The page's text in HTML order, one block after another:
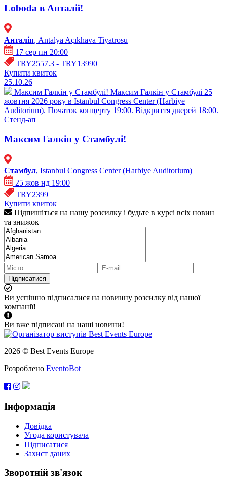
Loboda в Анталії!
Анталія, Antalya Açıkhava Tiyatrosu
17 сер пн 20:00
TRY2557.3 - TRY13990
Купити квиток
25.10.26
Максим Галкін у Стамбулі! Максим Галкін у Стамбулі 25
жовтня 2026 року в Istanbul Congress Center (Harbiye
Auditorium). Початок концерту 19:00. Відкриття дверей 18:00.
Стенд-ап
Максим Галкін у Стамбулі!
Стамбул, Istanbul Congress Center (Harbiye Auditorium)
25 жов нд 19:00
TRY2399
Купити квиток
Підпишіться на нашу розсилку і будьте в курсі всіх новин
та знижок
Підписатися
Ви успішно підписалися на новинну розсилку від нашої
компанії!
Ви вже підписані на наші новини!
2026 © Best Events Europe
Розроблено EventoBot
Інформація
Довідка
Угода користувача
Підписатися
Захист даних
Зворотній зв'язок